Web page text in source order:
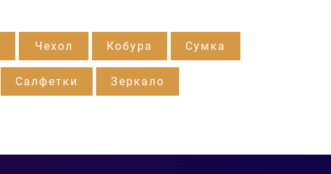
Чехол Кобура Сумка
Салфетки Зеркало